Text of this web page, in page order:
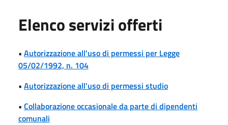
Elenco servizi offerti
• Autorizzazione all'uso di permessi per Legge
05/02/1992, n. 104
• Autorizzazione all'uso di permessi studio
• Collaborazione occasionale da parte di dipendenti
comunali